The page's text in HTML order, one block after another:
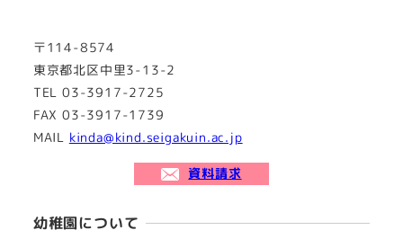
〒114-8574
東京都北区中里3-13-2
TEL 03-3917-2725
FAX 03-3917-1739
MAIL kinda@kind.seigakuin.ac.jp
資料請求
幼稚園について